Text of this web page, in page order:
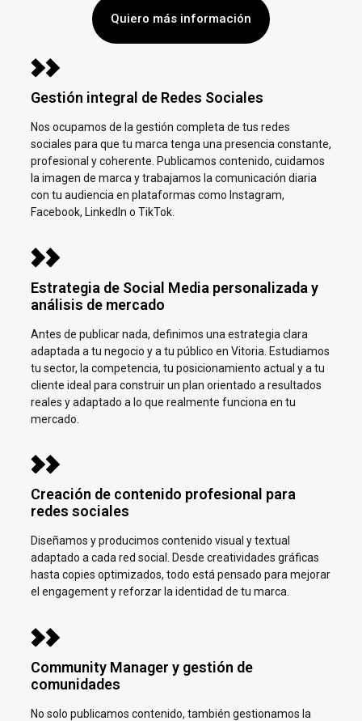
Quiero más información
Gestión integral de Redes Sociales
Nos ocupamos de la gestión completa de tus redes
sociales para que tu marca tenga una presencia constante,
profesional y coherente. Publicamos contenido, cuidamos
la imagen de marca y trabajamos la comunicación diaria
con tu audiencia en plataformas como Instagram,
Facebook, LinkedIn o TikTok.
Estrategia de Social Media personalizada y
análisis de mercado
Antes de publicar nada, definimos una estrategia clara
adaptada a tu negocio y a tu público en Vitoria. Estudiamos
tu sector, la competencia, tu posicionamiento actual y a tu
cliente ideal para construir un plan orientado a resultados
reales y adaptado a lo que realmente funciona en tu
mercado.
Creación de contenido profesional para
redes sociales
Diseñamos y producimos contenido visual y textual
adaptado a cada red social. Desde creatividades gráficas
hasta copies optimizados, todo está pensado para mejorar
el engagement y reforzar la identidad de tu marca.
Community Manager y gestión de
comunidades
No solo publicamos contenido, también gestionamos la